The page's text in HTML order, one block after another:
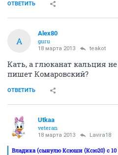
ОТВЕТИТЬ
A
Alex80
guru
18 марта 2013 teakot
Кать, а глюканат кальция
пишет Комаровский?
ОТВЕТИТЬ
Utkaa
veteran
18 марта 2013 Lavira18
Владика (сынулю Ксюши (Ксю20) с